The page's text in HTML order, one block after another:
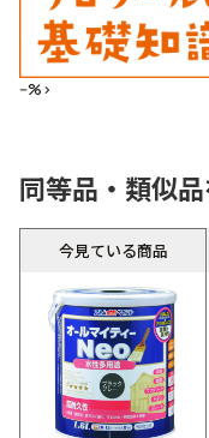
--%>
同等品・類似
今見ている商品